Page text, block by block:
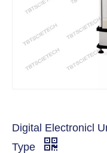
Digital Electronicl
Type